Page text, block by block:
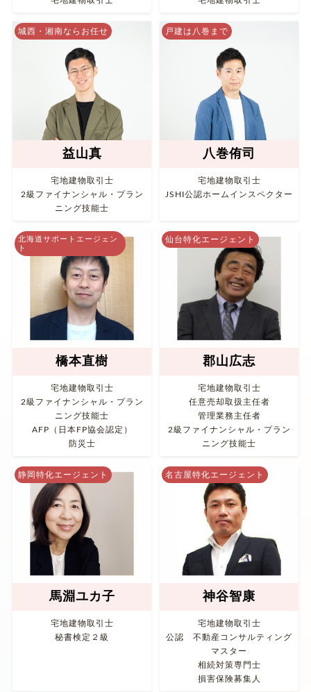
城西・湘南ならお任せ
益山真
宅地建物取引士
2級ファイナンシャル・プラン
ニング技能士
戸建は八巻まで
八巻侑司
宅地建物取引士
JSHI公認ホームインスペクター
北海道サポートエージェン
ト
橋本直樹
宅地建物取引士
2級ファイナンシャル・プラン
ニング技能士
AFP（日本FP協会認定）
防災士
仙台特化エージェント
郡山広志
宅地建物取引士
任意売却取扱主任者
管理業務主任者
2級ファイナンシャル・プラン
ニング技能士
静岡特化エージェント
馬淵ユカ子
宅地建物取引士
秘書検定２級
名古屋特化エージェント
神谷智康
宅地建物取引士
公認 不動産コンサルティング
マスター
相続対策専門士
損害保険募集人